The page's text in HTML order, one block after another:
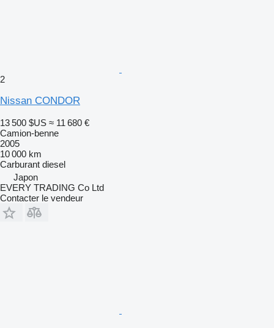
2
Nissan CONDOR
13 500 $US ≈ 11 680 €
Camion-benne
2005
10 000 km
Carburant diesel
Japon
EVERY TRADING Co Ltd
Contacter le vendeur